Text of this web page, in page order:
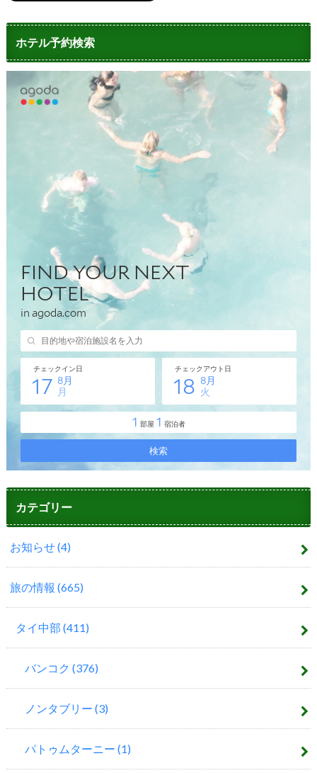
ホテル予約検索
カテゴリー
お知らせ(4)
旅の情報 (665)
タイ中部 (411)
バンコク (376)
ノンタブリー (3)
パトゥムターニー (1)